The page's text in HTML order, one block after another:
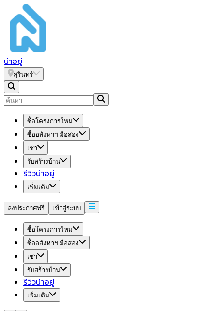
น่าอยู่
สุรินทร์
ซื้อโครงการใหม่
ซื้ออสังหาฯ มือสอง
เช่า
รับสร้างบ้าน
รีวิวน่าอยู่
เพิ่มเติม
ลงประกาศฟรี เข้าสู่ระบบ
ซื้อโครงการใหม่
ซื้ออสังหาฯ มือสอง
เช่า
รับสร้างบ้าน
รีวิวน่าอยู่
เพิ่มเติม